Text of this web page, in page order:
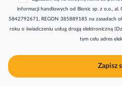
r
y
j
n
Zapisz
informacji handlowych od Bionic sp. z o.o.,
5842792671, REGON 385889185 na zasadach
roku o świadczeniu usług drogą elektroniczną
tym celu adres